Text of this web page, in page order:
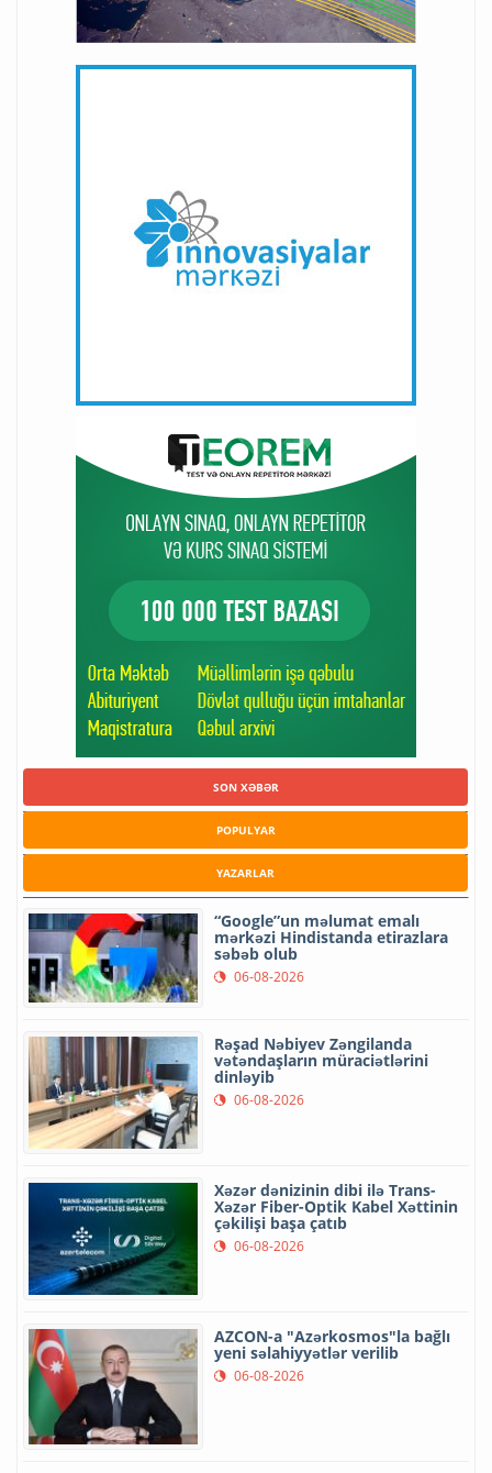
SON XƏBƏR
POPULYAR
YAZARLAR
“Google”un məlumat emalı
mərkəzi Hindistanda etirazlara
səbəb olub
06-08-2026
Rəşad Nəbiyev Zəngilanda
vətəndaşların müraciətlərini
dinləyib
06-08-2026
Xəzər dənizinin dibi ilə Trans-
Xəzər Fiber-Optik Kabel Xəttinin
çəkilişi başa çatıb
06-08-2026
AZCON-a "Azərkosmos"la bağlı
yeni səlahiyyətlər verilib
06-08-2026